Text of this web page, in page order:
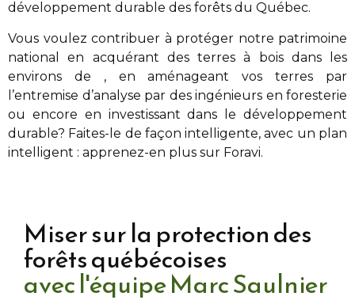
développement durable des forêts du Québec.
Vous voulez contribuer à protéger notre patrimoine
national en acquérant des terres à bois dans les
environs de , en aménageant vos terres par
l’entremise d’analyse par des ingénieurs en foresterie
ou encore en investissant dans le développement
durable? Faites-le de façon intelligente, avec un plan
intelligent : apprenez-en plus sur Foravi.
Miser sur la protection des
forêts québécoises
avec l'équipe Marc Saulnier